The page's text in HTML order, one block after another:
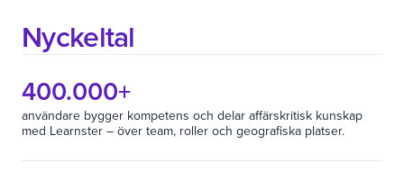
Nyckeltal
400.000+
användare bygger kompetens och delar affärskritisk kunskap
med Learnster – över team, roller och geografiska platser.